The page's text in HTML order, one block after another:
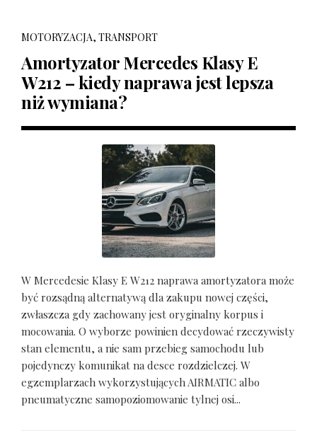
MOTORYZACJA, TRANSPORT
Amortyzator Mercedes Klasy E
W212 – kiedy naprawa jest lepsza
niż wymiana?
W Mercedesie Klasy E W212 naprawa amortyzatora może
być rozsądną alternatywą dla zakupu nowej części,
zwłaszcza gdy zachowany jest oryginalny korpus i
mocowania. O wyborze powinien decydować rzeczywisty
stan elementu, a nie sam przebieg samochodu lub
pojedynczy komunikat na desce rozdzielczej. W
egzemplarzach wykorzystujących AIRMATIC albo
pneumatyczne samopoziomowanie tylnej osi...